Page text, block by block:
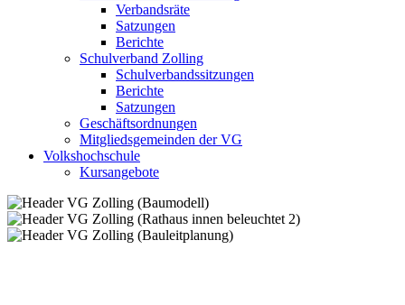
Verbandsräte
Satzungen
Berichte
Schulverband Zolling
Schulverbandssitzungen
Berichte
Satzungen
Geschäftsordnungen
Mitgliedsgemeinden der VG
Volkshochschule
Kursangebote